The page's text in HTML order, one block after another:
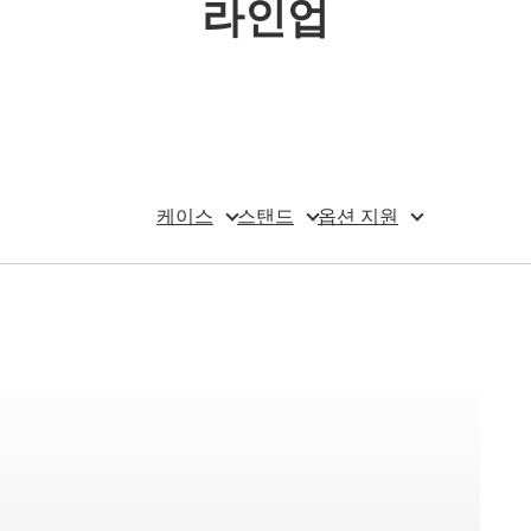
케이스 스탠드 옵션 지원